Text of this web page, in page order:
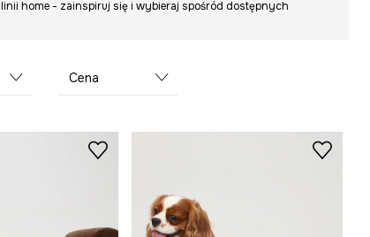
home - zainspiruj się i wybieraj spośród dostępnych
Cena